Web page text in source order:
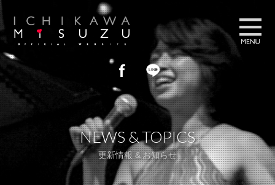
BLOG
GALLERY
フォトギャラリー
NEWS & TOPICS
更新情報 & お知らせ